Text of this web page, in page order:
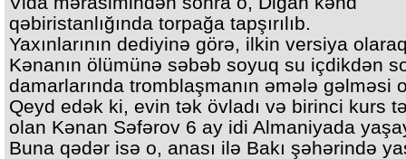
qəbiristanlığında torpağa tapşırılıb.
Yaxınlarının dediyinə görə, ilkin versiya
Kənanın ölümünə səbəb soyuq su içdikdən
damarlarında tromblaşmanın əmələ gəlməsi
Qeyd edək ki, evin tək övladı və birinci kurs
olan Kənan Səfərov 6 ay idi Almaniyada
Buna qədər isə o, anası ilə Bakı şəhərində